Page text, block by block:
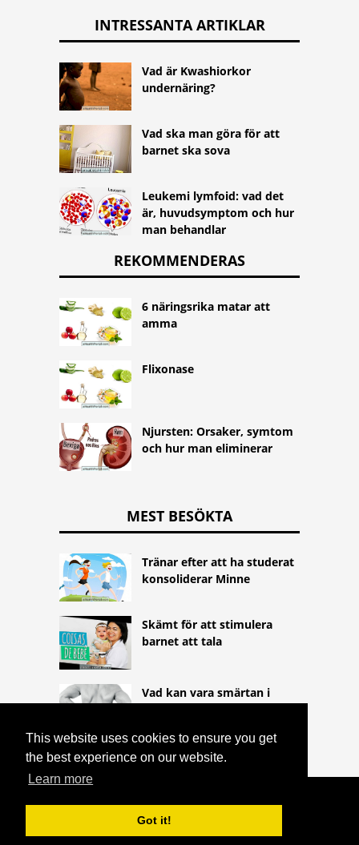
This website uses cookies to ensure you get
the best experience on our website.
Learn more
Got it!
INTRESSANTA ARTIKLAR
Vad är Kwashiorkor
undernäring?
Vad ska man göra för att
barnet ska sova
Leukemi lymfoid: vad det
är, huvudsymptom och hur
man behandlar
REKOMMENDERAS
6 näringsrika matar att
amma
Flixonase
Njursten: Orsaker, symtom
och hur man eliminerar
MEST BESÖKTA
Tränar efter att ha studerat
konsoliderar Minne
Skämt för att stimulera
barnet att tala
Vad kan vara smärtan i
COPYRIGHT 2026
HTTPS://THELIGHTLIFEBLOG.COM